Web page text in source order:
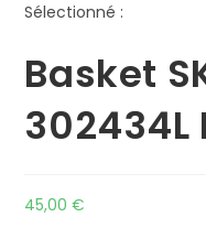
Sélectionné :
Basket
302434L
45,00€